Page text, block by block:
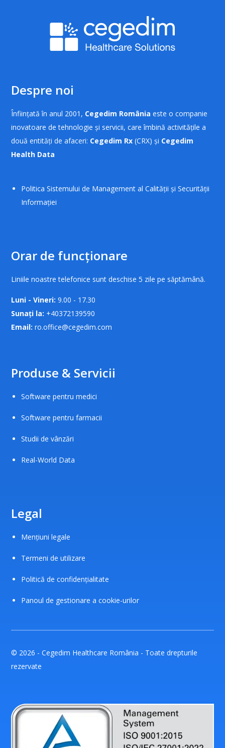
Despre noi
Înființată în anul 2001, Cegedim România este o companie
inovatoare de tehnologie și servicii, care îmbină activitățile a
două entități de afaceri: Cegedim Rx (CRX) și Cegedim
Health Data
Politica Sistemului de Management al Calității și Securității
Informației
Orar de funcționare
Liniile noastre telefonice sunt deschise 5 zile pe săptămână.
Luni - Vineri: 9.00 - 17.30
Sunați la: +40372139590
Email: ro.office@cegedim.com
Produse & Servicii
Software pentru medici
Software pentru farmacii
Studii de vânzări
Real-World Data
Legal
Mențiuni legale
Termeni de utilizare
Politică de confidențialitate
Panoul de gestionare a cookie-urilor
© 2026 - Cegedim Healthcare România - Toate drepturile
rezervate